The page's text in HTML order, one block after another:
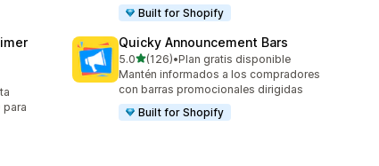
Built for Shopify
para
Quicky Announcement Bars
5.0de 5 estrellas
(126)
126 reseñas en total
•Plan gratis disponible
Mantén informados a los compradores
con barras promocionales dirigidas
Built for Shopify